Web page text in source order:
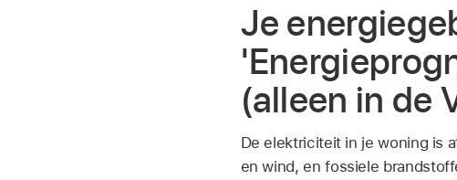
Je
(alleen in de
De elektriciteit in je woning is
en wind, en fossiele